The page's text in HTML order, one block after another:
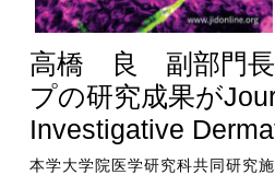
高橋 良 副部門長
プの研究成果が
Investigative
本学大学院医学研究科共同研究